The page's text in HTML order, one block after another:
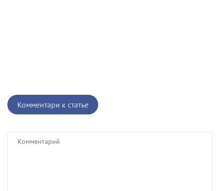
Комментари к статье